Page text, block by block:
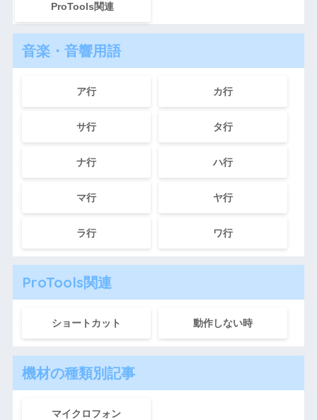
ProTools関連
音楽・音響用語
ア行 カ行
サ行 タ行
ナ行 ハ行
マ行 ヤ行
ラ行 ワ行
ProTools関連
ショートカット 動作しない時
機材の種類別記事
マイクロフォン